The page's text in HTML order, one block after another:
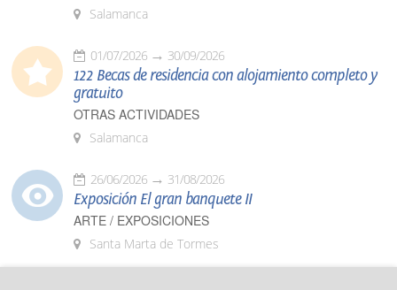
Salamanca
01/07/2026 30/09/2026
122 Becas de residencia con alojamiento completo y
gratuito
OTRAS ACTIVIDADES
Salamanca
26/06/2026 31/08/2026
Exposición El gran banquete II
ARTE / EXPOSICIONES
Santa Marta de Tormes